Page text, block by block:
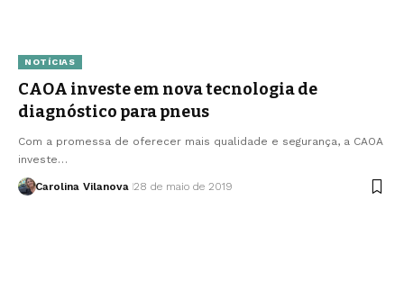
NOTÍCIAS
CAOA investe em nova tecnologia de
diagnóstico para pneus
Com a promessa de oferecer mais qualidade e segurança, a CAOA
investe…
Carolina Vilanova 28 de maio de 2019